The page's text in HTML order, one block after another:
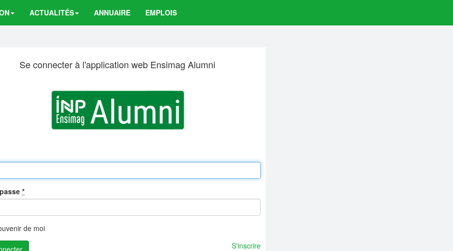
ACTUALITÉS ANNUAIRE EMPLOIS
Se connecter à l'application web Ensimag Alumni
*
de moi
S'inscrire